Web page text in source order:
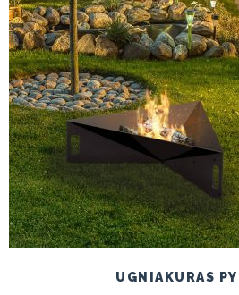
UGNIAKURAS